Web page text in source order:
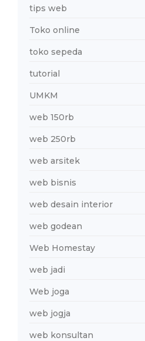
tips web
Toko online
toko sepeda
tutorial
UMKM
web 150rb
web 250rb
web arsitek
web bisnis
web desain interior
web godean
Web Homestay
web jadi
Web joga
web jogja
web konsultan